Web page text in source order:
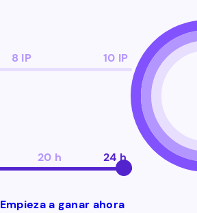
8 IP 10 IP
20 h 24 h
Empieza a ganar ahora